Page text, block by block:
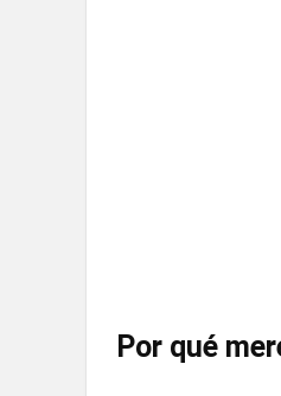
Por qué